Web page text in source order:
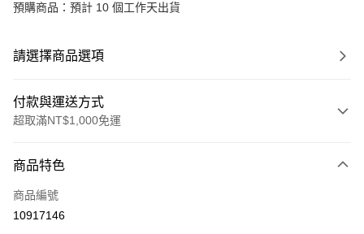
預購商品：預計 10 個工作天出貨
請選擇商品選項
付款與運送方式
超取滿NT$1,000免運
信用卡一次付款
LINE Pay
商品特色
商品編號
10917146